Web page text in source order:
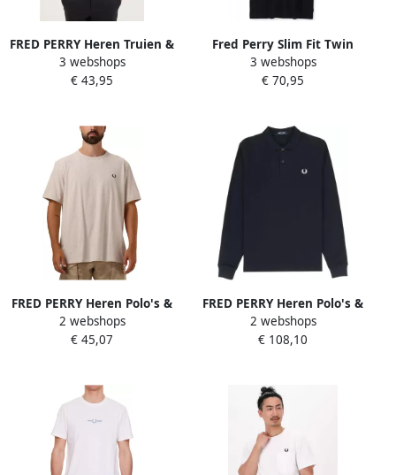
FRED PERRY Heren Truien &
Vesten Half Zip Sweatshirt
Zwart
3 webshops
€ 43,95
Fred Perry Slim Fit Twin
Tipped Polo in Navy Snow
White Mar Grass Blue Heren
3 webshops
€ 70,95
FRED PERRY Heren Polo's &
T-shirts Ringer T-shirt Beige
2 webshops
€ 45,07
FRED PERRY Heren Polo's &
T-shirts Ls Plain Shirt
Donkerblauw
2 webshops
€ 108,10